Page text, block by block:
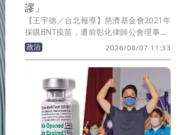
謬」
【王宇德／台北報導】慈濟基金會2021年
採購BNT疫苗，遭前彰化律師公會理事長
陳昱瑄，藉協助採購疫苗涉詐取10.6億
元。民進黨認為藍白過去說政府擋疫苗說
法「翻車」，並要求前民眾黨主席柯文哲
道歉。對此，民眾黨立法院黨團主任陳智
菡今（7）日反駁，批評綠營將詐騙案與
當年BNT疫苗採購爭議混為一談，「非常
荒謬」。
政治 2026/08/07 11:33